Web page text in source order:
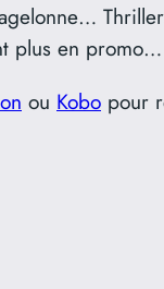
plus en promo…
ou Kobo pour